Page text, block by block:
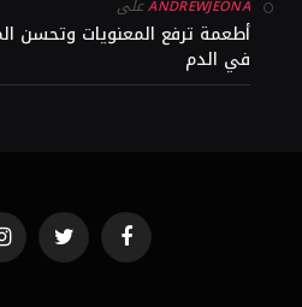
ANDREWJEONAعلى
أطعمة ترفع المعنويات وتحسن
في الدم
Facebook
Twitter